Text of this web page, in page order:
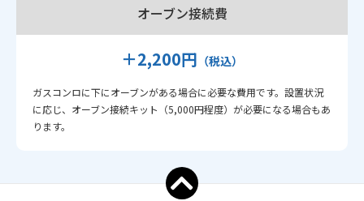
オーブン接続費
＋2,200円 （税込）
ガスコンロに下にオーブンがある場合に必要な費用です。設置状況
に応じ、オーブン接続キット（5,000円程度）が必要になる場合もあ
ります。